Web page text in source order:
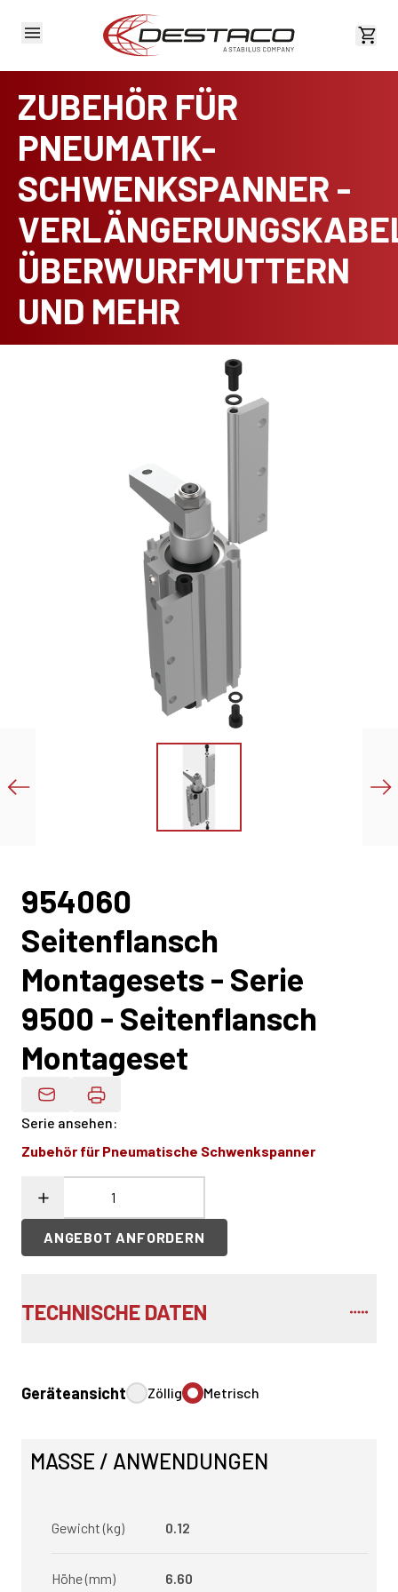
ZUBEHÖR FÜR
PNEUMATIK-
SCHWENKSPANNER -
ÜBERWURFMUTTERN
UND MEHR
954060
Seitenflansch
Montagesets - Serie
9500 - Seitenflansch
Montageset
Produktdaten Per E-Mail
Serie ansehen:
Zubehör für Pneumatische Schwenkspanner
ANGEBOT ANFORDERN
TECHNISCHE DATEN
Geräteansicht Zöllig Metrisch
MASSE / ANWENDUNGEN
Gewicht (kg) 0.12
Höhe (mm) 6.60